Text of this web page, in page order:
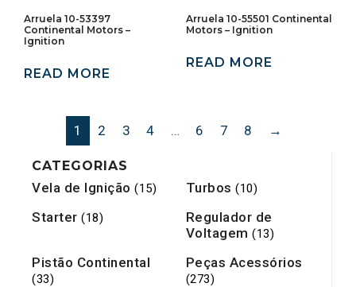
CATEGORIAS
Vela de Ignição (15) Turbos (10)
Starter (18)
Regulador de
Voltagem (13)
Pistão Continental
(33)
Peças Acessórios
(273)
Arruela 10-53397
Continental Motors –
Ignition
READ MORE
Arruela 10-55501 Continental
Motors – Ignition
READ MORE
1 2 3 4 … 6 7 8 →